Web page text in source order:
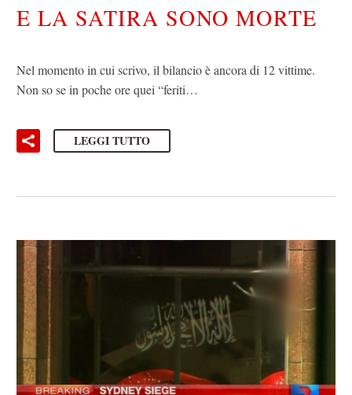
E LA SATIRA SONO MORTE
Nel momento in cui scrivo, il bilancio è ancora di 12 vittime.
Non so se in poche ore quei “feriti…
LEGGI TUTTO